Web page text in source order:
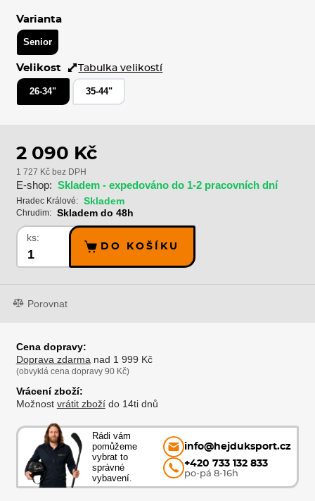
Varianta
Senior
Velikost Tabulka velikostí
26-34" 35-44"
2 090 Kč
1 727 Kč bez DPH
E-shop: Skladem - expedováno do 1-2 pracovních dní
Hradec Králové: Skladem
Chrudim: Skladem do 48h
ks:
DO KOŠÍKU
Porovnat
Cena dopravy:
Doprava zdarma nad 1 999 Kč
(obvyklá cena dopravy 90 Kč)
Vrácení zboží:
Možnost vrátit zbožído 14ti dnů
Rádi vám
pomůžeme
vybrat to
správné
vybavení.
info@hejduksport.cz
+420 733 132 833
po-pá 8-16h